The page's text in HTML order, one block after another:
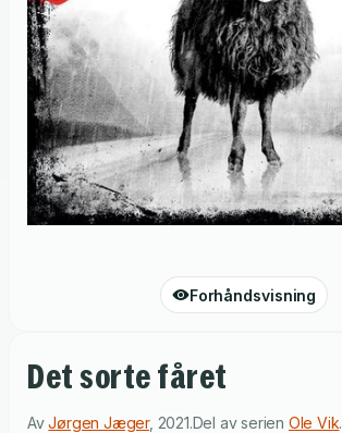
Forhåndsvisning
Det sorte fåret
AvJørgen Jæger, 2021.Del av serien Ole Vik.